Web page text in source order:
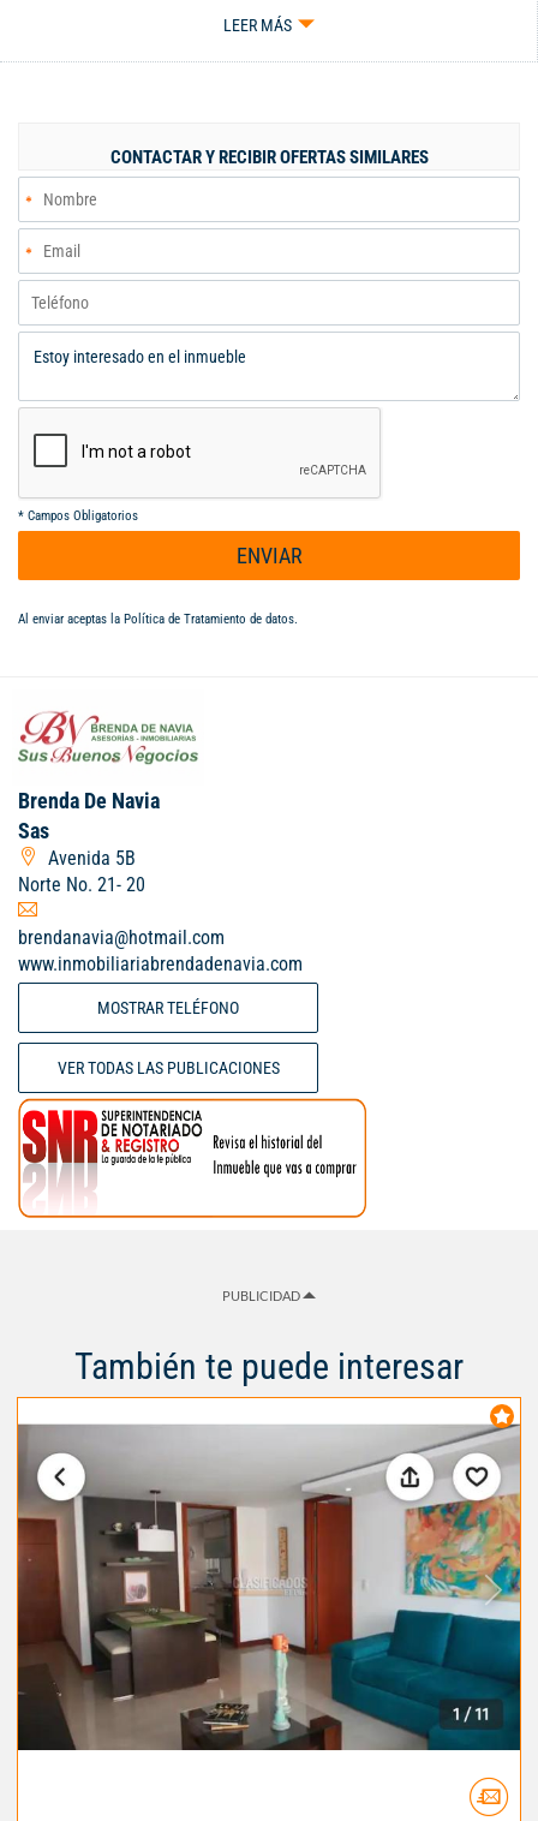
PRINCIPAL CON UN PEQUEÑO BALCÓN, HALL DE ENTRADA,
GRADOS, COCINA AMERICANA CON BARRA PARA COMER,
PISCINA EN LA TERRAZA, GIMNASIO, SALÓN SOCIAL Y ZONA
PARA NIÑOS - EL CANON INCLUYE LA CUOTA DE
ADMINISTRACIÓN - CELULAR 300-3229115.
LEER MÁS
CONTACTAR Y RECIBIR OFERTAS SIMILARES
* Campos Obligatorios
ENVIAR
Al enviar aceptas la Política de Tratamiento de datos.
Brenda De Navia
Sas
Avenida 5B
Norte No. 21- 20
brendanavia@hotmail.com
www.inmobiliariabrendadenavia.com
MOSTRAR TELÉFONO
VER TODAS LAS PUBLICACIONES
PUBLICIDAD
También te puede interesar